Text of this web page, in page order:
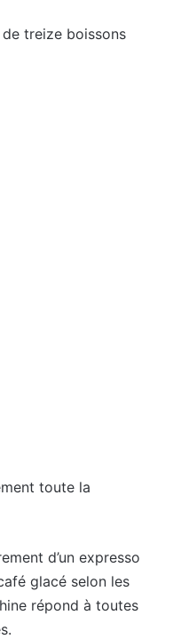
treize boissons
toute la
d’un expresso
glacé selon les
répond à toutes